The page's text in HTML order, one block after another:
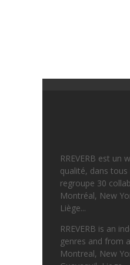
RREVERB est un
qualité, dans tous
regroupe 30
Montréal, New
Liège...
RREVERB is an
genres and from
Montreal, New